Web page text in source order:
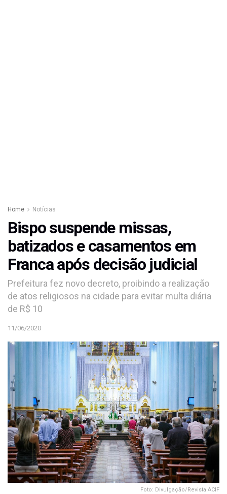
Home Notícias
Bispo suspende missas,
batizados e casamentos em
Franca após decisão judicial
Prefeitura fez novo decreto, proibindo a realização
de atos religiosos na cidade para evitar multa diária
de R$ 10
11/06/2020
Foto: Divulgação/Revista ACIF